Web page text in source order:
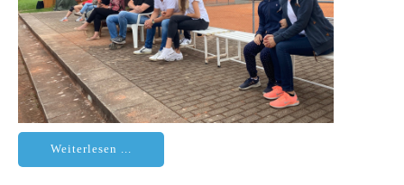
Weiterlesen ...